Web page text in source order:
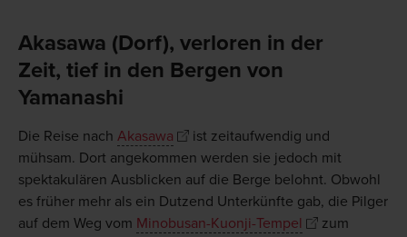
Akasawa (Dorf), verloren in der
Zeit, tief in den Bergen von
Yamanashi
Die Reise nach Akasawa
ist zeitaufwendig und
mühsam. Dort angekommen werden sie jedoch mit
spektakulären Ausblicken auf die Berge belohnt. Obwohl
es früher mehr als ein Dutzend Unterkünfte gab, die Pilger
auf dem Weg vom Minobusan-Kuonji-Tempel
zum